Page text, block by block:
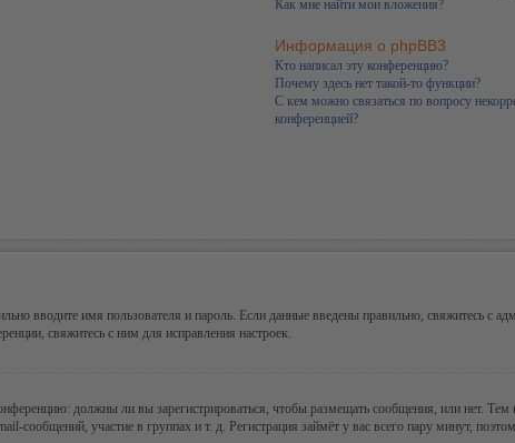
Как мне найти мои вложения?
Информация о phpBB3
Кто написал эту конференцию?
Почему здесь нет такой-то функции?
С кем можно связаться по вопросу
конференцией?
вводите имя пользователя и пароль. Если данные введены правильно, свяжитесь с
свяжитесь с ним для исправления настроек.
должны ли вы зарегистрироваться, чтобы размещать сообщения, или нет.
сообщений, участие в группах и т. д. Регистрация займёт у вас всего пару минут,